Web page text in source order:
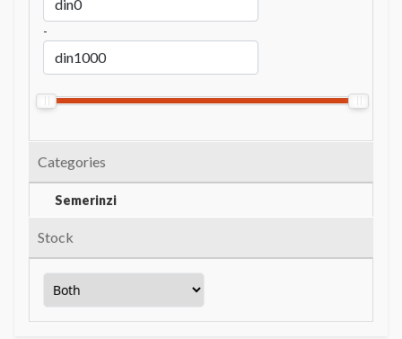
-
Categories
Semerinzi
Stock